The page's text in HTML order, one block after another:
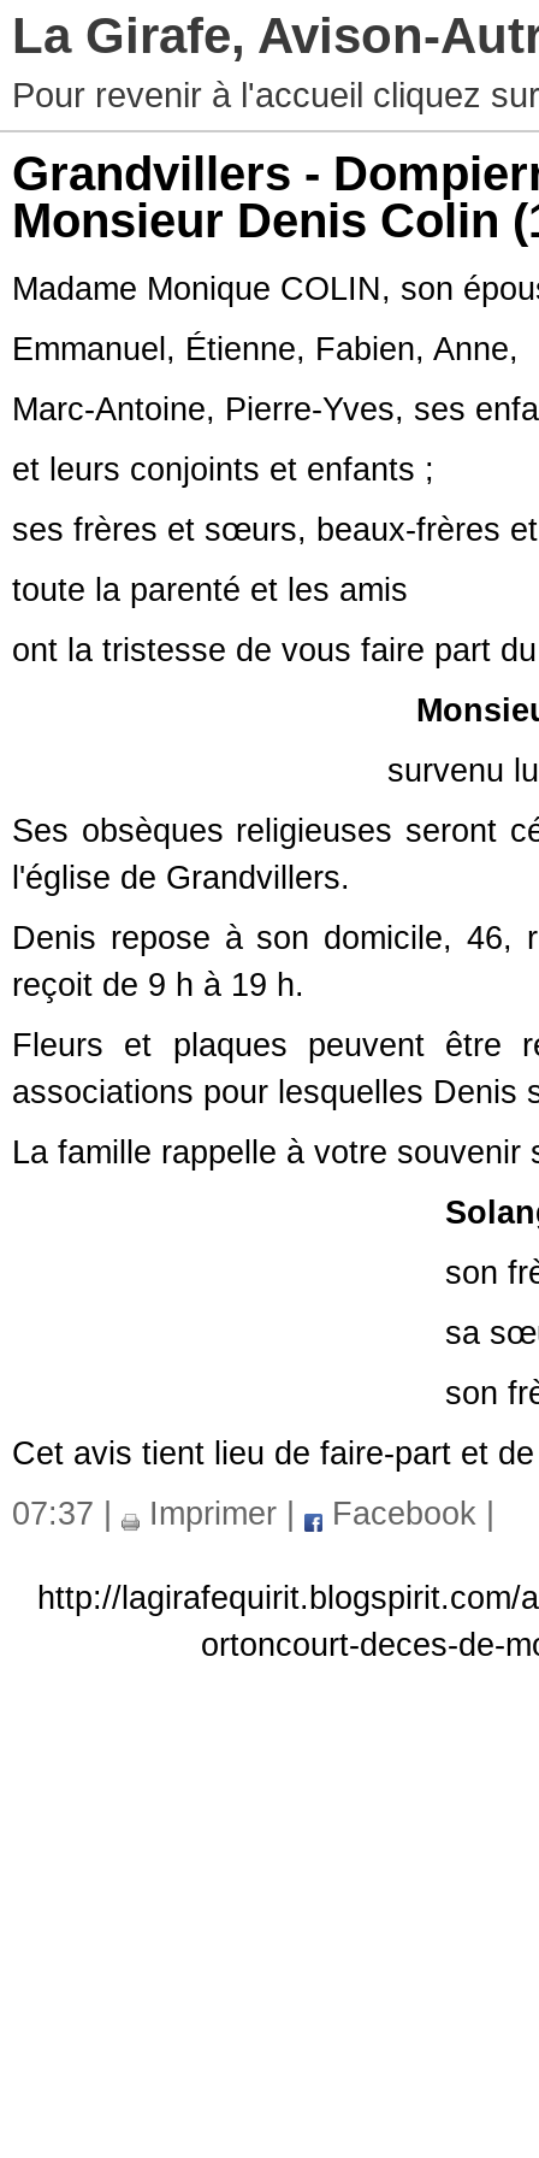
La Girafe, Avison-
Pour revenir à l'accueil cliquez
Grandvillers -
Monsieur Denis Colin
Madame Monique COLIN, son
Emmanuel, Étienne, Fabien, Anne,
Marc-Antoine, Pierre-Yves, ses
et leurs conjoints et enfants ;
ses frères et sœurs, beaux-frères
toute la parenté et les amis
ont la tristesse de vous faire part
survenu lundi 15
Ses obsèques religieuses seront
l'église de Grandvillers.
Denis repose à son domicile, 46,
reçoit de 9 h à 19 h.
Fleurs et plaques peuvent être
associations pour lesquelles Denis
La famille rappelle à votre souvenir
Solange
son
sa
son
Cet avis tient lieu de faire-part et
07:37 |
Imprimer Facebook
http://lagirafequirit.blogspirit.com/
ortoncourt-deces-de-